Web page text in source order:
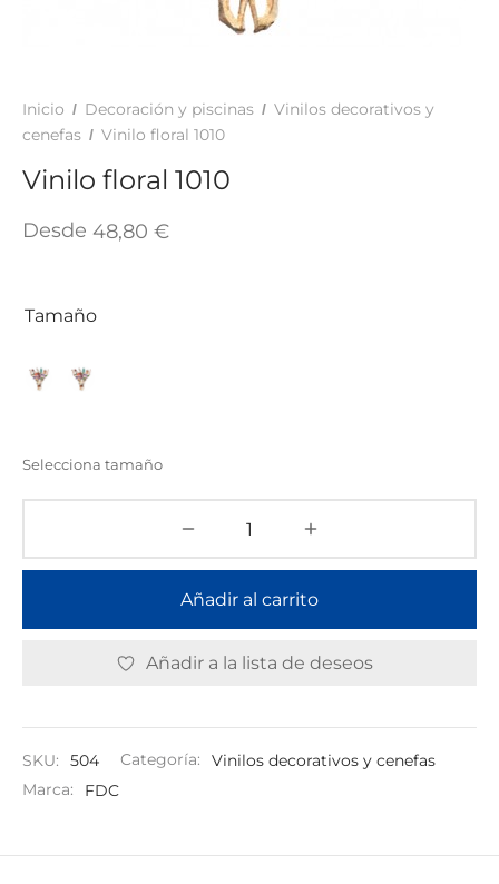
Inicio / Decoración y piscinas / Vinilos decorativos y
cenefas / Vinilo floral 1010
Vinilo floral 1010
Desde 48,80 €
Tamaño
Selecciona tamaño
Añadir al carrito
Añadir a la lista de deseos
SKU: 504 Categoría:
Vinilos decorativos y cenefas
Marca:
FDC
ADHESIVOS Y COLAS